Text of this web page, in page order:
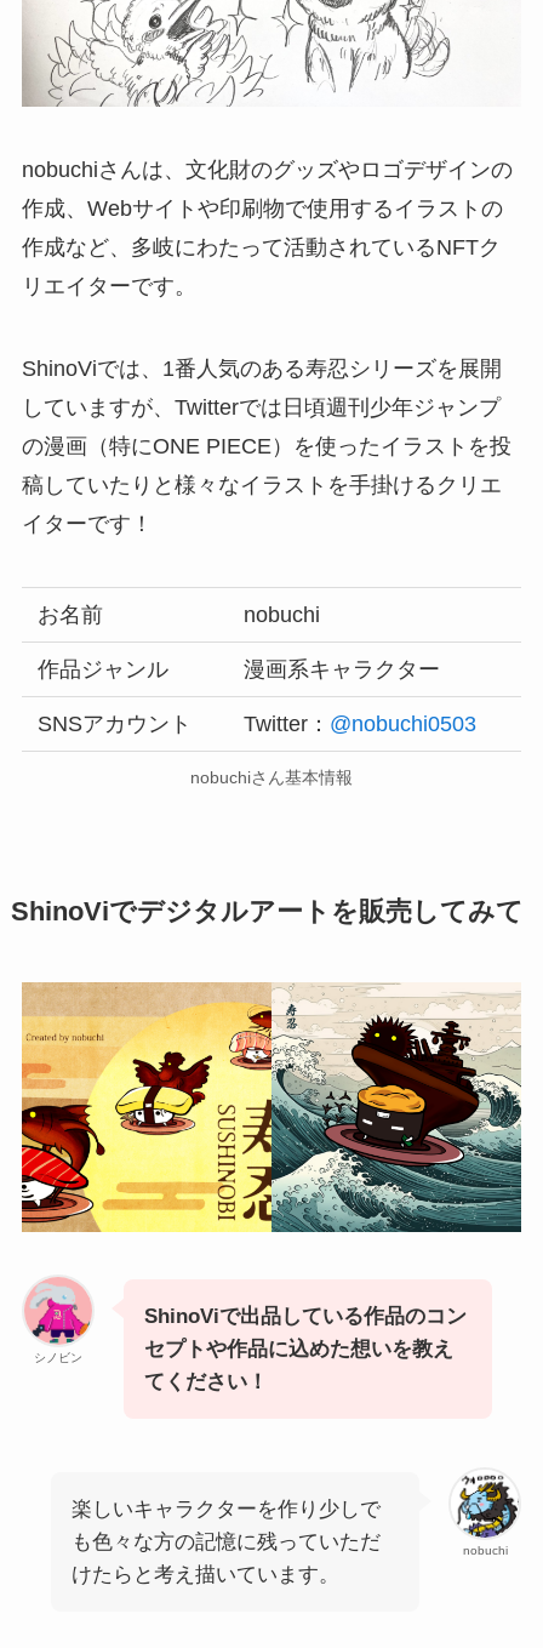
nobuchiさんは、文化財のグッズやロゴデザインの
作成、Webサイトや印刷物で使用するイラストの
作成など、多岐にわたって活動されているNFTク
リエイターです。
ShinoViでは、1番人気のある寿忍シリーズを展開
していますが、Twitterでは日頃週刊少年ジャンプ
の漫画（特にONE PIECE）を使ったイラストを投
稿していたりと様々なイラストを手掛けるクリエ
イターです！
お名前 nobuchi
作品ジャンル 漫画系キャラクター
SNSアカウント Twitter： @nobuchi0503
nobuchiさん基本情報
ShinoViでデジタルアートを販売してみて
シノビン
ShinoViで出品している作品のコン
セプトや作品に込めた想いを教え
てください！
nobuchi
楽しいキャラクターを作り少しで
も色々な方の記憶に残っていただ
けたらと考え描いています。